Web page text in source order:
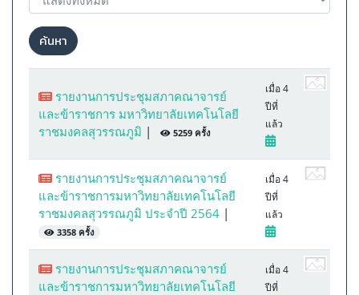
ค้นหา
รายงานการประชุมสภาคณาจารย์
และข้าราชการ มหาวิทยาลัยเทคโนโลยี
ราชมงคลสุวรรณภูมิ | 5259 ครั้ง
เมื่อ 4
ปีที่
แล้ว
รายงานการประชุมสภาคณาจารย์
และข้าราชการมหาวิทยาลัยเทคโนโลยี
ราชมงคลสุวรรณภูมิ ประจำปี 2564 |
3358 ครั้ง
เมื่อ 4
ปีที่
แล้ว
รายงานการประชุมสภาคณาจารย์
และข้าราชการมหาวิทยาลัยเทคโนโลยี
เมื่อ 4
ปีที่